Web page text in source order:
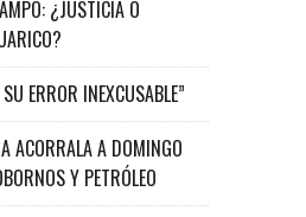
¿JUSTICIA O
ERROR INEXCUSABLE”
ACORRALA A DOMINGO
Y PETRÓLEO